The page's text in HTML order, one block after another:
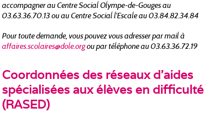
accompagner au Centre Social Olympe-de-Gouges au
03.63.36.70.13 ou au Centre Social l'Escale au 03.84.82.34.84
Pour toute demande, vous pouvez vous adresser par mail à
affaires.scolaires@dole.orgou par téléphone au 03.63.36.72.19
Coordonnées des réseaux d'aides
spécialisées aux élèves en difficulté
(RASED)